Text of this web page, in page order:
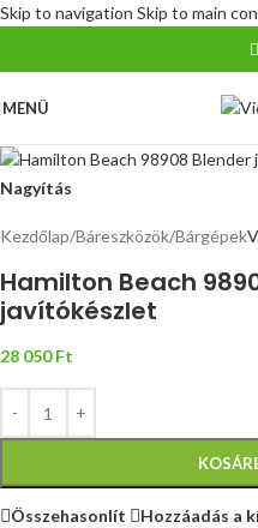
Skip to navigation Skip to main
MENÜ
Nagyítás
Kezdőlap/Báreszközök/Bárgépek
Hamilton Beach
javítókészlet
28 050Ft
Összehasonlít
Hozzáadás a